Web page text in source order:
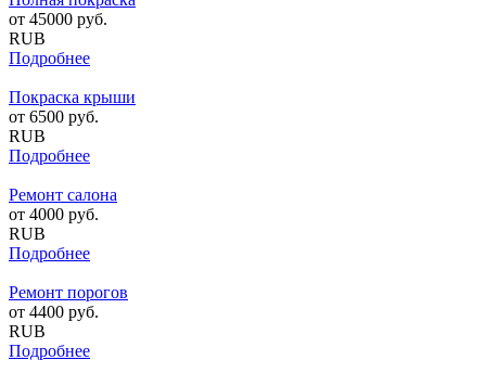
от 45000 руб.
RUB
Подробнее
Покраска крыши
от 6500 руб.
RUB
Подробнее
Ремонт салона
от 4000 руб.
RUB
Подробнее
Ремонт порогов
от 4400 руб.
RUB
Подробнее